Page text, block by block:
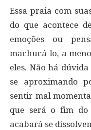
Essa praia com
do que acontece
emoções ou
machucá-lo, a
eles. Não há
se aproximando
sentir mal
que será o fim do
acabará se